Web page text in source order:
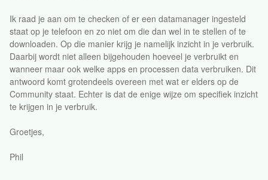
Ik raad je aan om te checken of er een datamanager ingesteld
staat op je telefoon en zo niet om die dan wel in te stellen of te
downloaden. Op die manier krijg je namelijk inzicht in je verbruik.
Daarbij wordt niet alleen bijgehouden hoeveel je verbruikt en
wanneer maar ook welke apps en processen data verbruiken. Dit
antwoord komt grotendeels overeen met wat er elders op de
Community staat. Echter is dat de enige wijze om specifiek inzicht
te krijgen in je verbruik.
Groetjes,
Phil